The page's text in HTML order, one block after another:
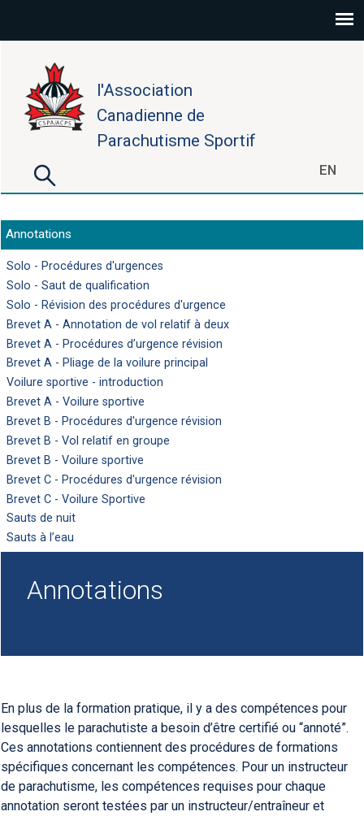
l'Association
Canadienne de
Parachutisme Sportif
EN
Formulaire de recherche
Rechercher
Annotations
Solo - Procédures d'urgences
Solo - Saut de qualification
Solo - Révision des procédures d'urgence
Brevet A - Annotation de vol relatif à deux
Brevet A - Procédures d’urgence révision
Brevet A - Pliage de la voilure principal
Voilure sportive - introduction
Brevet A - Voilure sportive
Brevet B - Procédures d'urgence révision
Brevet B - Vol relatif en groupe
Brevet B - Voilure sportive
Brevet C - Procédures d'urgence révision
Brevet C - Voilure Sportive
Sauts de nuit
Sauts à l’eau
Annotations
En plus de la formation pratique, il y a des compétences pour
lesquelles le parachutiste a besoin d’être certifié ou “annoté”.
Ces annotations contiennent des procédures de formations
spécifiques concernant les compétences. Pour un instructeur
de parachutisme, les compétences requises pour chaque
annotation seront testées par un instructeur/entraîneur et